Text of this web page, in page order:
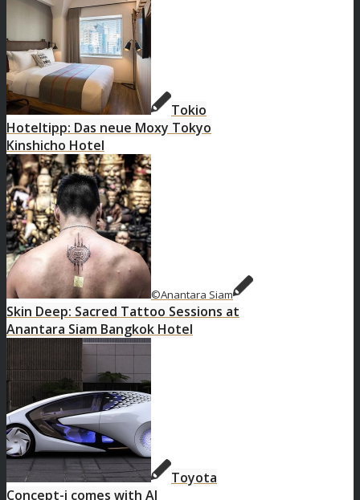
Tokio
Hoteltipp: Das neue Moxy Tokyo
Kinshicho Hotel
©Anantara Siam
Skin Deep: Sacred Tattoo Sessions at
Anantara Siam Bangkok Hotel
Toyota
Concept-i comes with AI